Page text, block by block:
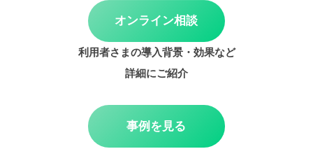
オンライン相談
利用者さまの導入背景・効果など
詳細にご紹介
事例を見る